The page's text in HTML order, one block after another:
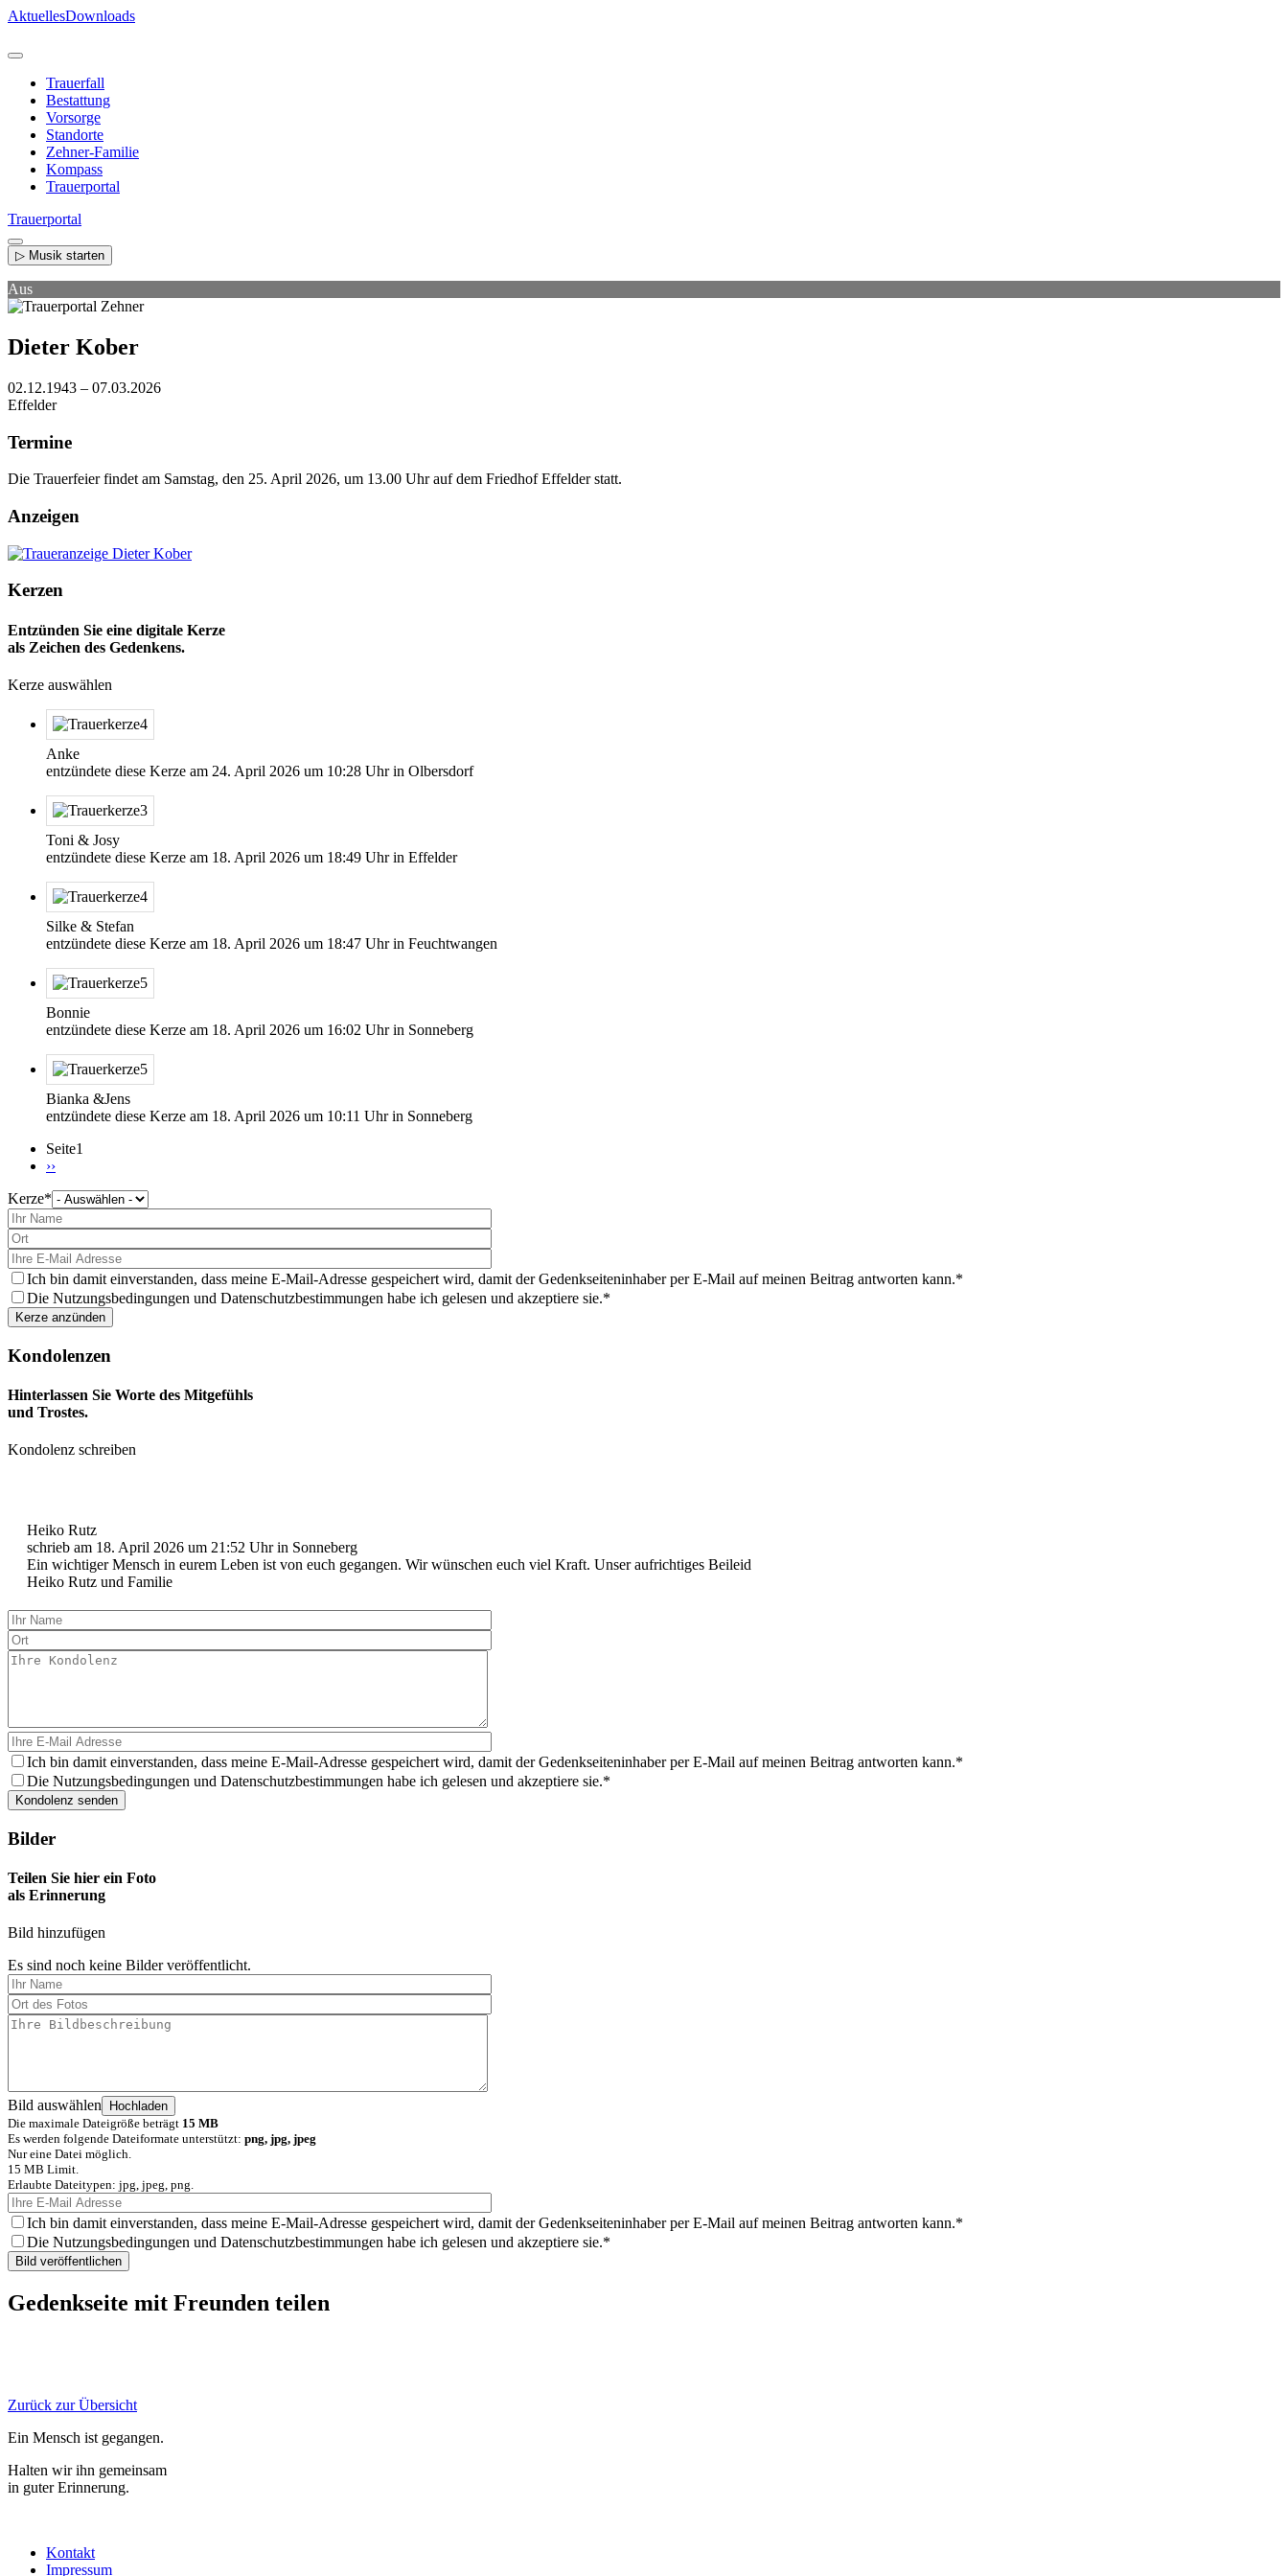
Direkt
Inhalt
AktuellesDownloads
Trauerfall
Bestattung
Vorsorge
Standorte
Zehner-Familie
Kompass
Trauerportal
Trauerportal
▷ Musik starten
Aus
Dieter Kober
02.12.1943 – 07.03.2026
Effelder
Termine
Die Trauerfeier findet am Samstag, den 25. April 2026, um 13.00 Uhr auf dem Friedhof Effelder statt.
Anzeigen
Kerzen
Entzünden Sie eine digitale Kerze
als Zeichen des Gedenkens.
Kerze auswählen
Anke
entzündete diese Kerze am 24. April 2026 um 10:28 Uhr in Olbersdorf
Toni & Josy
entzündete diese Kerze am 18. April 2026 um 18:49 Uhr in Effelder
Silke & Stefan
entzündete diese Kerze am 18. April 2026 um 18:47 Uhr in Feuchtwangen
Bonnie
entzündete diese Kerze am 18. April 2026 um 16:02 Uhr in Sonneberg
Bianka &Jens
entzündete diese Kerze am 18. April 2026 um 10:11 Uhr in Sonneberg
Seite1
Nächste
››
Kerze
wählen
Sie
aus
Ich bin damit einverstanden, dass meine E-Mail-Adresse gespeichert wird, damit der Gedenkseiteninhaber per E-Mail auf meinen Beitrag antworten kann.
Die Nutzungsbedingungen und Datenschutzbestimmungen habe ich gelesen und akzeptiere sie.
Kondolenzen
Hinterlassen Sie Worte des Mitgefühls
und Trostes.
Kondolenz schreiben
Heiko Rutz
schrieb am 18. April 2026 um 21:52 Uhr in Sonneberg
Ein wichtiger Mensch in eurem Leben ist von euch gegangen. Wir wünschen euch viel Kraft. Unser aufrichtiges Beileid
Heiko Rutz und Familie
Ich bin damit einverstanden, dass meine E-Mail-Adresse gespeichert wird, damit der Gedenkseiteninhaber per E-Mail auf meinen Beitrag antworten kann.
Die Nutzungsbedingungen und Datenschutzbestimmungen habe ich gelesen und akzeptiere sie.
Bilder
Teilen Sie hier ein Foto
als Erinnerung
Bild hinzufügen
Es sind noch keine Bilder veröffentlicht.
Bild auswählen
Die maximale Dateigröße beträgt 15 MB
Es werden folgende Dateiformate unterstützt: png, jpg, jpeg
Nur eine Datei möglich.
15 MB Limit.
Erlaubte Dateitypen: jpg, jpeg, png.
Ich bin damit einverstanden, dass meine E-Mail-Adresse gespeichert wird, damit der Gedenkseiteninhaber per E-Mail auf meinen Beitrag antworten kann.
Die Nutzungsbedingungen und Datenschutzbestimmungen habe ich gelesen und akzeptiere sie.
Gedenkseite mit Freunden teilen
Zurück zur Übersicht
Ein Mensch ist gegangen.
Halten wir ihn gemeinsam
in guter Erinnerung.
Kontakt
Impressum